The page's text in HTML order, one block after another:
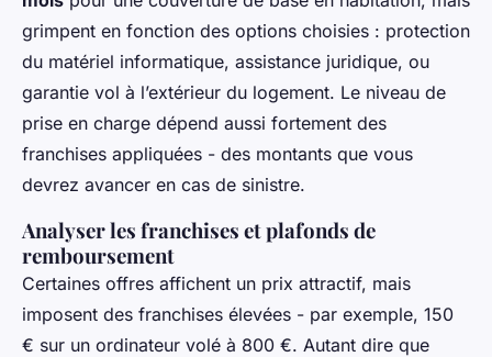
grimpent en fonction des options choisies : protection
du matériel informatique, assistance juridique, ou
garantie vol à l’extérieur du logement. Le niveau de
prise en charge dépend aussi fortement des
franchises appliquées - des montants que vous
devrez avancer en cas de sinistre.
Analyser les franchises et plafonds de
remboursement
Certaines offres affichent un prix attractif, mais
imposent des franchises élevées - par exemple, 150
€ sur un ordinateur volé à 800 €. Autant dire que